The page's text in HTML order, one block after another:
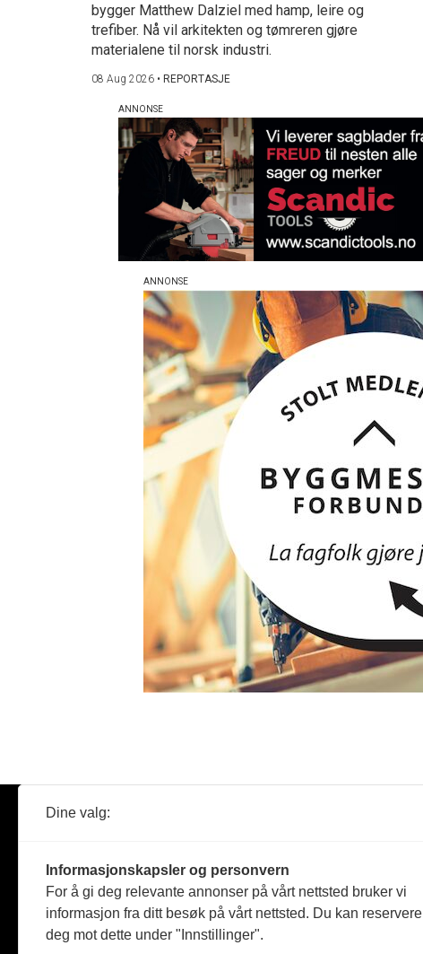
bygger Matthew Dalziel med hamp, leire og
trefiber. Nå vil arkitekten og tømreren gjøre
materialene til norsk industri.
08 Aug 2026 • REPORTASJE
Reportasje
Produkter
Dine valg:
Informasjonskapsler og personvern
For å gi deg relevante annonser på vårt nettsted bruker vi
informasjon fra ditt besøk på vårt nettsted. Du kan reservere
deg mot dette under "Innstillinger".